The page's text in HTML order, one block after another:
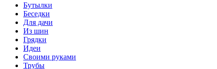
Бутылки
Беседки
Для дачи
Из шин
Грядки
Идеи
Своими руками
Трубы